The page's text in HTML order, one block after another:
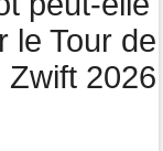
05/08
de la 3e étape !
le Tour de
2026